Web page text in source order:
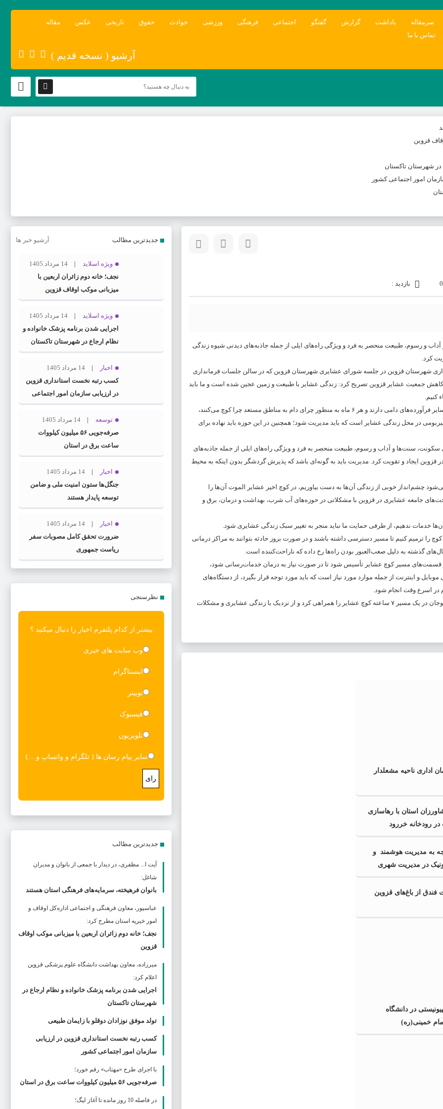
سرمقاله یاداشت گزارش گفتگو اجتماعی فرهنگی ورزشی حوادث حقوق تاریخی عکس
مقاله
تماس با ما
آرشیو ( نسخه قدیم )
قزوین
در شهرستان تاکستان
امور اجتماعی کشور
بازدید :
رسوم، طبیعت منحصر به فرد و ویژگی راه‌های ایلی از جمله جاذبه‌های دیدنی شیوه زندگی
کرد.
شهرستان قزوین در جلسه شورای عشایری شهرستان قزوین که در سالن جلسات فرمانداری
کاهش جمعیت عشایر قزوین تصریح کرد: زندگی عشایر با طبیعت و زمین عجین شده است و ما باید
کنیم.
وی افزود: عشایر نقش پررنگی در تأمین مواد پروتئینی به‌ ویژه گوشت قرمز و سایر فرآورده‌های دامی دارند و هر ۶ ماه به منظور چرای دام به مناطق مستعد چرا کوچ می‌کنند،
در محل زندگی عشایر است که باید مدیریت شود؛ همچنین در این حوزه باید نهاده برای
سنت‌ها و آداب و رسوم، طبیعت منحصر به فرد و ویژگی راه‌های ایلی از جمله جاذبه‌های
ایجاد و تقویت کرد. مدیریت باید به گونه‌ای باشد که پذیرش گردشگر بدون اینکه به محیط
خوبی از زندگی آن‌ها به دست بیاوریم، در کوچ اخیر عشایر الموت آن‌ها را
جامعه عشایری در قزوین با مشکلاتی در حوزه‌های آب شرب، بهداشت و درمان، برق و
خدمات ندهیم، از طرفی حمایت ما نباید منجر به تغییر سبک زندگی عشایری شود.
را ترمیم کنیم تا مسیر دسترسی داشته باشند و در صورت بروز حادثه بتوانند به مراکز درمانی
گذشته به دلیل صعب‌العبور بودن راه‌ها رخ داده که ناراحت‌کننده است.
قسمت‌های مسیر کوچ عشایر تأسیس شود تا در صورت نیاز به درمان خدمات‌رسانی شود،
و اینترنت از جمله موارد مورد نیاز است که باید مورد توجه قرار بگیرد، از دستگاه‌های
در اسرع وقت انجام شود.
اسلامی‌صدر هفته گذشته با حضور در الموت غربی با همراهی عشایر منطقه آکوجان در یک مسیر ۷ ساعته کوچ عشایر را همراهی کرد و از نزدیک با زندگی عشایری و مشکلات
اداری ناحیه مشعلدار
استان با رهاسازی
رودخانه خررود
به مدیریت هوشمند و
در مدیریت شهری
فندق از باغ‌های قزوین
در دانشگاه
خمینی(ره)
جدیدترین مطالب آرشیو خبر ها
ویژه اسلاید
14 مرداد 1405
نجف؛ خانه دوم زائران اربعین با
میزبانی موکب اوقاف قزوین
ویژه اسلاید
14 مرداد 1405
اجرایی شدن برنامه پزشک خانواده و
نظام ارجاع در شهرستان تاکستان
اخبار
14 مرداد 1405
کسب رتبه نخست استانداری قزوین
در ارزیابی سازمان امور اجتماعی
کشور
توسعه
14 مرداد 1405
صرفه‌جویی ۵۶ میلیون کیلووات‌
ساعت برق در استان
اخبار
14 مرداد 1405
جنگل‌ها ستون امنیت ملی و ضامن
توسعه پایدار هستند
اخبار
14 مرداد 1405
ضرورت تحقق کامل مصوبات سفر
ریاست‌ جمهوری
نظرسنجی
بیشتر از کدام پلتفرم اخبار را دنبال میکنید ؟
وب سایت های خبری
اینستاگرام
توییتر
فیسبوک
تلویزیون
سایر پیام رسان ها ( تلگرام و واتساپ و ...)
رای
جدیدترین مطالب
آیت ا... مظفری، در دیدار با جمعی از بانوان و مدیران
شاغل:
بانوان فرهیخته، سرمایه‌های فرهنگی استان هستند
عباسپور، معاون فرهنگی و اجتماعی اداره‌کل اوقاف و
امور خیریه استان مطرح كرد:
نجف؛ خانه دوم زائران اربعین با میزبانی موکب اوقاف
قزوین
ميرزاده، معاون بهداشت دانشگاه علوم پزشکی قزوین
اعلام کرد:
اجرایی شدن برنامه پزشک خانواده و نظام ارجاع در
شهرستان تاکستان
تولد موفق نوزادان دوقلو با زایمان طبیعی
کسب رتبه نخست استانداری قزوین در ارزیابی
سازمان امور اجتماعی کشور
با اجرای طرح «مهتاب» رقم خورد؛
صرفه‌جویی ۵۶ میلیون کیلووات‌ ساعت برق در استان
در فاصله 10 روز مانده تا آغاز لیگ؛